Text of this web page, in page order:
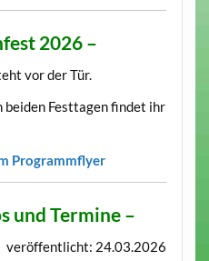
2026 –
vor der Tür.
beiden Festtagen findet ihr
Programmflyer
und Termine –
veröffentlicht: 24.03.2026